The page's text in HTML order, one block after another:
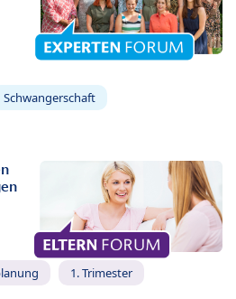
Schwangerschaft
1. Trimester